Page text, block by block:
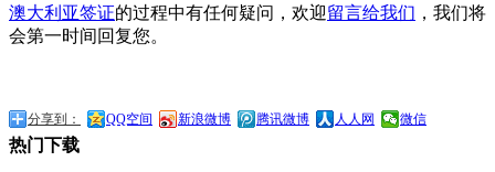
澳大利亚签证的过程中有任何疑问，欢迎留言给我们 ，我们将
会第一时间回复您。
分享到： QQ空间 新浪微博 腾讯微博 人人网 微信
热门下载